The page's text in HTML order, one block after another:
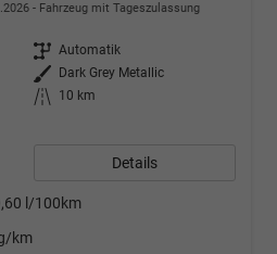
Fahrzeug mit Tageszulassung
Getriebe Automatik
Außenfarbe
Dark Grey Metallic
Kilometerstand
10 km
Details
l/100km
km